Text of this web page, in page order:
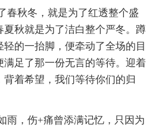
春秋冬，就是为了红透整个盛
夏秋就是为了洁白整个严冬。蹲
的一抬脚，便牵动了全场的目
满足了那一份无言的等待。迎着
着希望，我们等待你们的归
雨，伤+痛曾添满记忆，只因为